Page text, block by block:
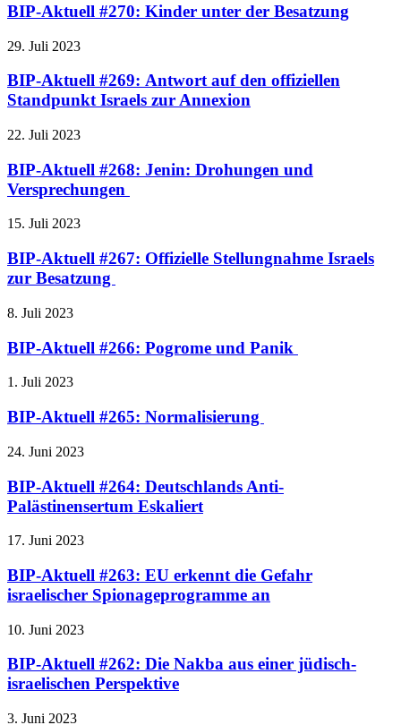
BIP-Aktuell #270: Kinder unter der Besatzung
29. Juli 2023
BIP-Aktuell #269: Antwort auf den offiziellen
Standpunkt Israels zur Annexion
22. Juli 2023
BIP-Aktuell #268: Jenin: Drohungen und
Versprechungen
15. Juli 2023
BIP-Aktuell #267: Offizielle Stellungnahme Israels
zur Besatzung
8. Juli 2023
BIP-Aktuell #266: Pogrome und Panik
1. Juli 2023
BIP-Aktuell #265: Normalisierung
24. Juni 2023
BIP-Aktuell #264: Deutschlands Anti-
Palästinensertum Eskaliert
17. Juni 2023
BIP-Aktuell #263: EU erkennt die Gefahr
israelischer Spionageprogramme an
10. Juni 2023
BIP-Aktuell #262: Die Nakba aus einer jüdisch-
israelischen Perspektive
3. Juni 2023